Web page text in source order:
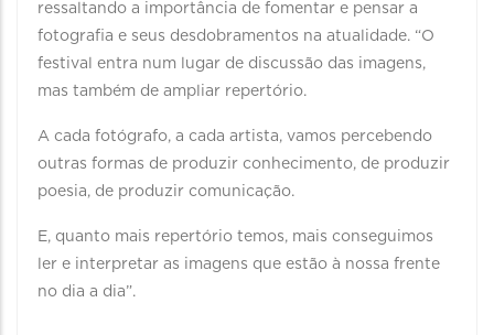
ressaltando a importância de fomentar e pensar a
fotografia e seus desdobramentos na atualidade. “O
festival entra num lugar de discussão das imagens,
mas também de ampliar repertório.
A cada fotógrafo, a cada artista, vamos percebendo
outras formas de produzir conhecimento, de produzir
poesia, de produzir comunicação.
E, quanto mais repertório temos, mais conseguimos
ler e interpretar as imagens que estão à nossa frente
no dia a dia”.